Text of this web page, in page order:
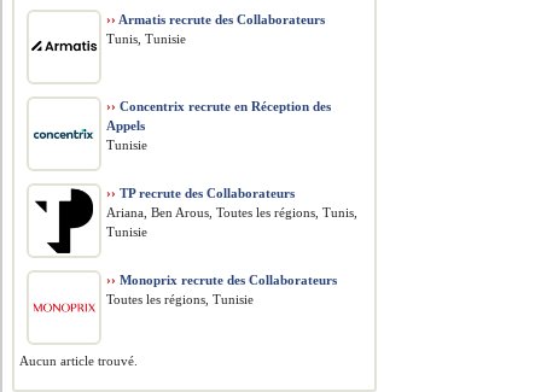
›› Armatis recrute des Collaborateurs
Tunis, Tunisie
›› Concentrix recrute en Réception des
Appels
Tunisie
›› TP recrute des Collaborateurs
Ariana, Ben Arous, Toutes les régions, Tunis,
Tunisie
›› Monoprix recrute des Collaborateurs
Toutes les régions, Tunisie
Aucun article trouvé.